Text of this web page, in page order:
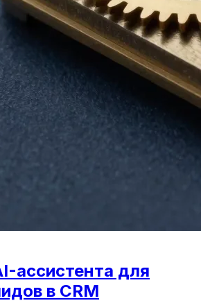
ассистента для
в CRM